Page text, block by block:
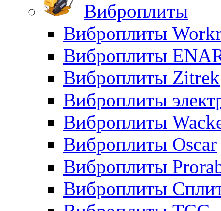
Виброплиты
Виброплиты
Виброплиты
Виброплиты Zitrek
Виброплиты
Виброплиты
Виброплиты Oscar
Виброплиты
Виброплиты